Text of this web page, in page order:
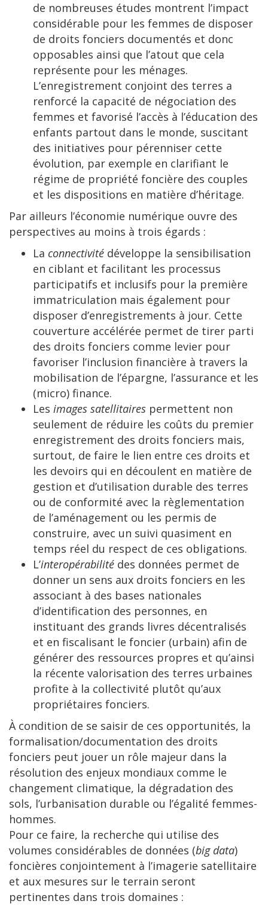
de nombreuses études montrent l’impact
considérable pour les femmes de disposer
de droits fonciers documentés et donc
opposables ainsi que l’atout que cela
représente pour les ménages.
L’enregistrement conjoint des terres a
renforcé la capacité de négociation des
femmes et favorisé l’accès à l’éducation des
enfants partout dans le monde, suscitant
des initiatives pour pérenniser cette
évolution, par exemple en clarifiant le
régime de propriété foncière des couples
et les dispositions en matière d’héritage.
Par ailleurs l’économie numérique ouvre des
perspectives au moins à trois égards :
La connectivité développe la sensibilisation
en ciblant et facilitant les processus
participatifs et inclusifs pour la première
immatriculation mais également pour
disposer d’enregistrements à jour. Cette
couverture accélérée permet de tirer parti
des droits fonciers comme levier pour
favoriser l’inclusion financière à travers la
mobilisation de l’épargne, l’assurance et les
(micro) finance.
Les images satellitaires permettent non
seulement de réduire les coûts du premier
enregistrement des droits fonciers mais,
surtout, de faire le lien entre ces droits et
les devoirs qui en découlent en matière de
gestion et d’utilisation durable des terres
ou de conformité avec la règlementation
de l’aménagement ou les permis de
construire, avec un suivi quasiment en
temps réel du respect de ces obligations.
L’interopérabilité des données permet de
donner un sens aux droits fonciers en les
associant à des bases nationales
d’identification des personnes, en
instituant des grands livres décentralisés
et en fiscalisant le foncier (urbain) afin de
générer des ressources propres et qu’ainsi
la récente valorisation des terres urbaines
profite à la collectivité plutôt qu’aux
propriétaires fonciers.
À condition de se saisir de ces opportunités, la
formalisation/documentation des droits
fonciers peut jouer un rôle majeur dans la
résolution des enjeux mondiaux comme le
changement climatique, la dégradation des
sols, l’urbanisation durable ou l’égalité femmes-
hommes.
Pour ce faire, la recherche qui utilise des
volumes considérables de données (big data)
foncières conjointement à l’imagerie satellitaire
et aux mesures sur le terrain seront
pertinentes dans trois domaines :